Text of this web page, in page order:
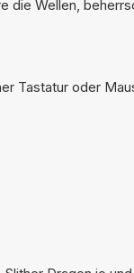
die Wellen,
Tastatur oder